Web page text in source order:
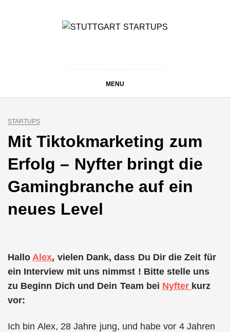
MENU
STARTUPS
Mit Tiktokmarketing zum
Erfolg – Nyfter bringt die
Gamingbranche auf ein
neues Level
HalloAlex, vielen Dank, dass Du Dir die Zeit für
ein Interview mit uns nimmst ! Bitte stelle uns
zu Beginn Dich und Dein Team bei Nyfter kurz
vor:
Ich bin Alex, 28 Jahre jung, und habe vor 4 Jahren